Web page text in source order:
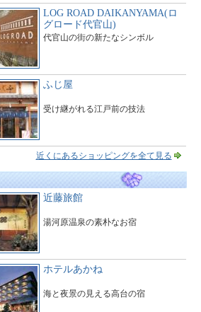
LOG ROAD DAIKANYAMA(ロ
グロード代官山)
代官山の街の新たなシンボル
ふじ屋
受け継がれる江戸前の技法
近くにあるショッピングを全て見る
近藤旅館
湯河原温泉の素朴なお宿
ホテルあかね
海と夜景の見える高台の宿